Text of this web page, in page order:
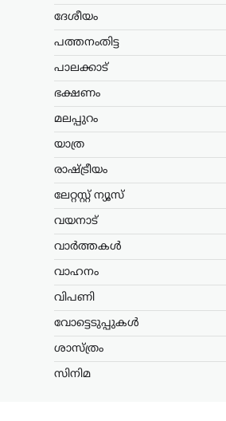
ദേശീയം
പത്തനംതിട്ട
പാലക്കാട്
ഭക്ഷണം
മലപ്പുറം
യാത്ര
രാഷ്ട്രീയം
ലേറ്റസ്റ്റ് ന്യൂസ്
വയനാട്
വാർത്തകൾ
വാഹനം
വിപണി
വോട്ടെടുപ്പുകൾ
ശാസ്ത്രം
സിനിമ
സമരത്തിന്റെ
ഉൾപ്പെടെയുള്ള
പ്ലാറ്റ്ഫോമുകളിൽ
ക്രൗഡ് ഫണ്ടിങ്;
രൂപ
സഹോദരൻ
അർജുൻ
ക്രൗഡ് ഫണ്ടിങ്ങിലൂടെ
ഉപയോഗിച്ചതെന്നും